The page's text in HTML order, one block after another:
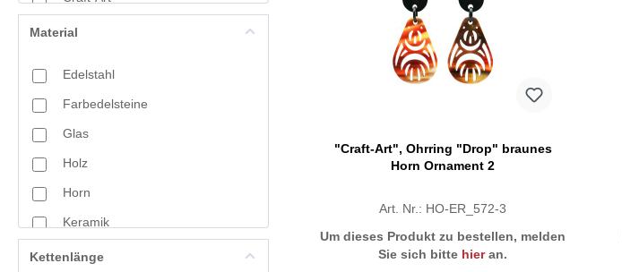
Crystal Mountain
Summer Feeling
Material
Edelstahl
Farbedelsteine
Glas
Holz
Horn
Keramik
Kristallglas-Elemente
Kettenlänge
"Craft-Art", Ohrring "Drop" braunes
Horn Ornament 2
Art. Nr.: HO-ER_572-3
Um dieses Produkt zu bestellen, melden
Sie sich bitte hieran.